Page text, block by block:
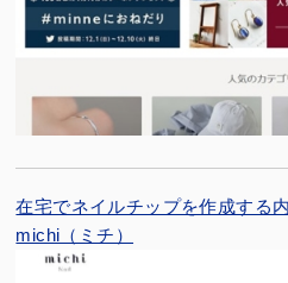
在宅でネイルチップを作成する
michi（ミチ）